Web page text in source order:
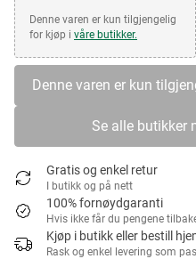
Denne varen er kun tilgjengelig
for kjøp i våre butikker.
Denne varen er kun
Se alle butikker
Gratis og enkel retur
I butikk og på nett
100% fornøydgaranti
Hvis ikke får du pengene
Kjøp i butikk eller bestill
Rask og enkel levering som